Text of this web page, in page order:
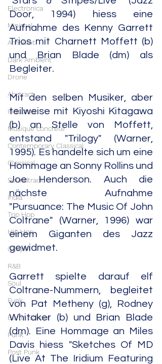
Electronica
Minimal
Ambient
Dark Ambient
Drone
Abstract
Industrial
Musique concrète
Contemporary Classical
Classical
Soundtrack
India
Trip Hop
Hip Hop
Gospel
R&B
Soul
Funk
Berlin School
Punk
Post Punk
Door, 1994) hiess eine
Aufnahme des Kenny Garrett
Trios mit Charnett Moffett (b)
und Brian Blade (dm) als
Begleiter.
Mit den selben Musiker, aber
teilweise mit Kiyoshi Kitagawa
(b) an Stelle von Moffett,
entstand "Trilogy" (Warner,
1995). Es handelte sich um eine
Hommage an Sonny Rollins und
Joe Henderson. Auch die
nächste Aufnahme
"Pursuance: The Music Of John
Coltrane" (Warner, 1996) war
einem Giganten des Jazz
gewidmet.
Garrett spielte darauf elf
Coltrane-Nummern, begleitet
von Pat Metheny (g), Rodney
Whitaker (b) und Brian Blade
(dm). Eine Hommage an Miles
Davis hiess "Sketches Of MD
(Live At The Iridium Featuring